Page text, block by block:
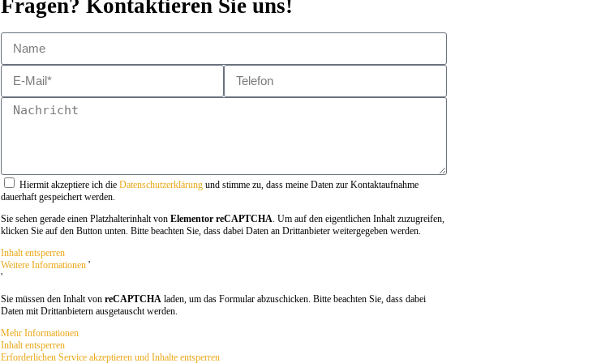
Fragen? Kontaktieren Sie uns!
Hiermit akzeptiere ich die Datenschutzerklärung und stimme zu, dass meine Daten zur Kontaktaufnahme
dauerhaft gespeichert werden.
Sie sehen gerade einen Platzhalterinhalt von Elementor reCAPTCHA. Um auf den eigentlichen Inhalt zuzugreifen,
klicken Sie auf den Button unten. Bitte beachten Sie, dass dabei Daten an Drittanbieter weitergegeben werden.
Inhalt entsperren
Weitere Informationen '
'
Sie müssen den Inhalt von reCAPTCHA laden, um das Formular abzuschicken. Bitte beachten Sie, dass dabei
Daten mit Drittanbietern ausgetauscht werden.
Mehr Informationen
Inhalt entsperren
Erforderlichen Service akzeptieren und Inhalte entsperren